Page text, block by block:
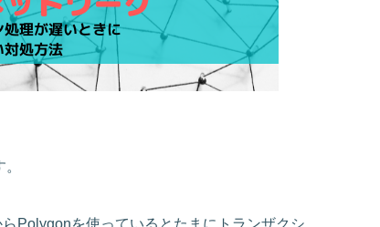
Polygonを使っているとたまにトランザクシ